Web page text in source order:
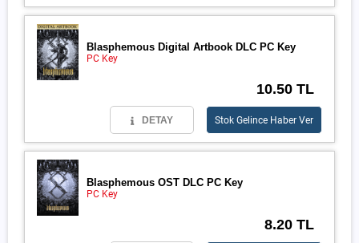
Blasphemous Digital Artbook DLC PC Key
PC Key
10.50 TL
DETAY Stok Gelince Haber Ver
Blasphemous OST DLC PC Key
PC Key
8.20 TL